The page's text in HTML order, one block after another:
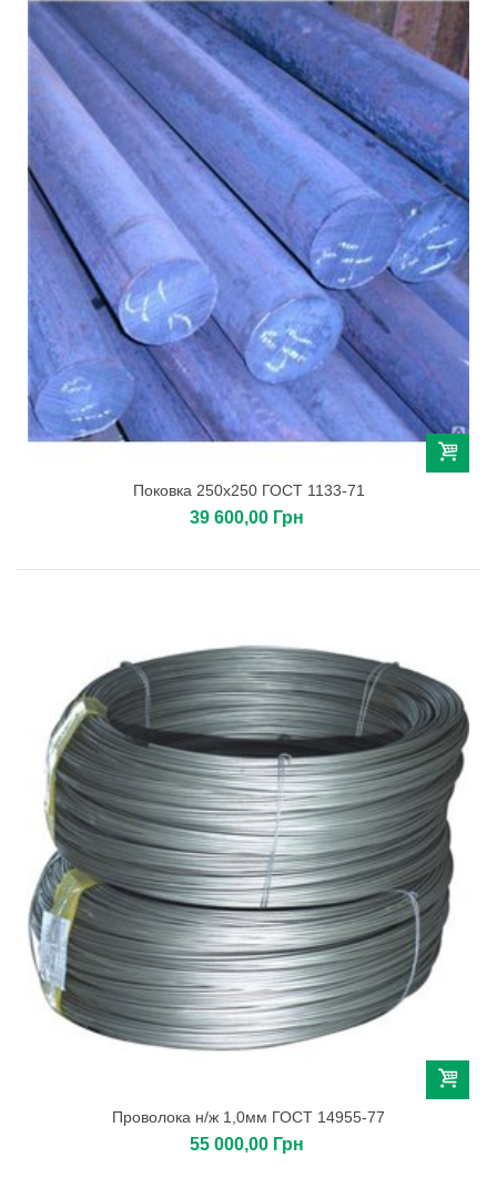
Поковка 250х250 ГОСТ 1133-71
39 600,00 Грн
Проволока н/ж 1,0мм ГОСТ 14955-77
55 000,00 Грн